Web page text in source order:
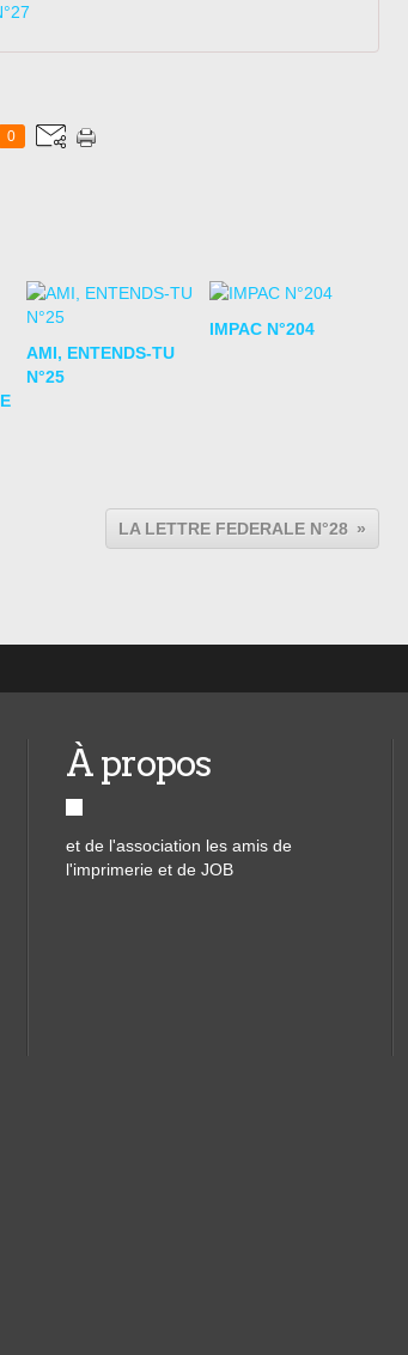
0
AMI, ENTENDS-TU
N°25
IMPAC N°204
LA LETTRE FEDERALE N°28
À propos
et de l'association les amis de
l'imprimerie et de JOB